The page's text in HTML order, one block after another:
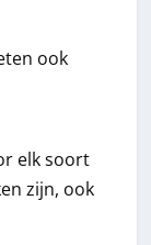
ook
elk soort
zijn, ook